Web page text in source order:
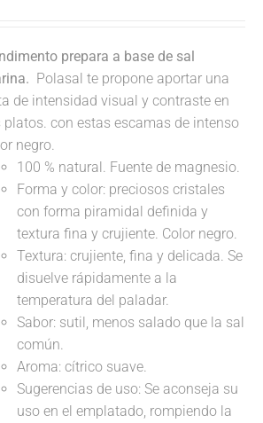
prepara a base de sal
Polasal te propone aportar una
de intensidad visual y contraste en
platos. con estas escamas de intenso
negro.
100 % natural. Fuente de magnesio.
Forma y color: preciosos cristales
con forma piramidal definida y
textura fina y crujiente. Color negro.
Textura: crujiente, fina y delicada. Se
disuelve rápidamente a la
temperatura del paladar.
Sabor: sutil, menos salado que la sal
común.
Aroma: cítrico suave.
Sugerencias de uso: Se aconseja su
uso en el emplatado, rompiendo la